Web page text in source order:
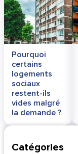
Pourquoi
certains
logements
sociaux
restent-ils
vides malgré
la demande ?
Catégories